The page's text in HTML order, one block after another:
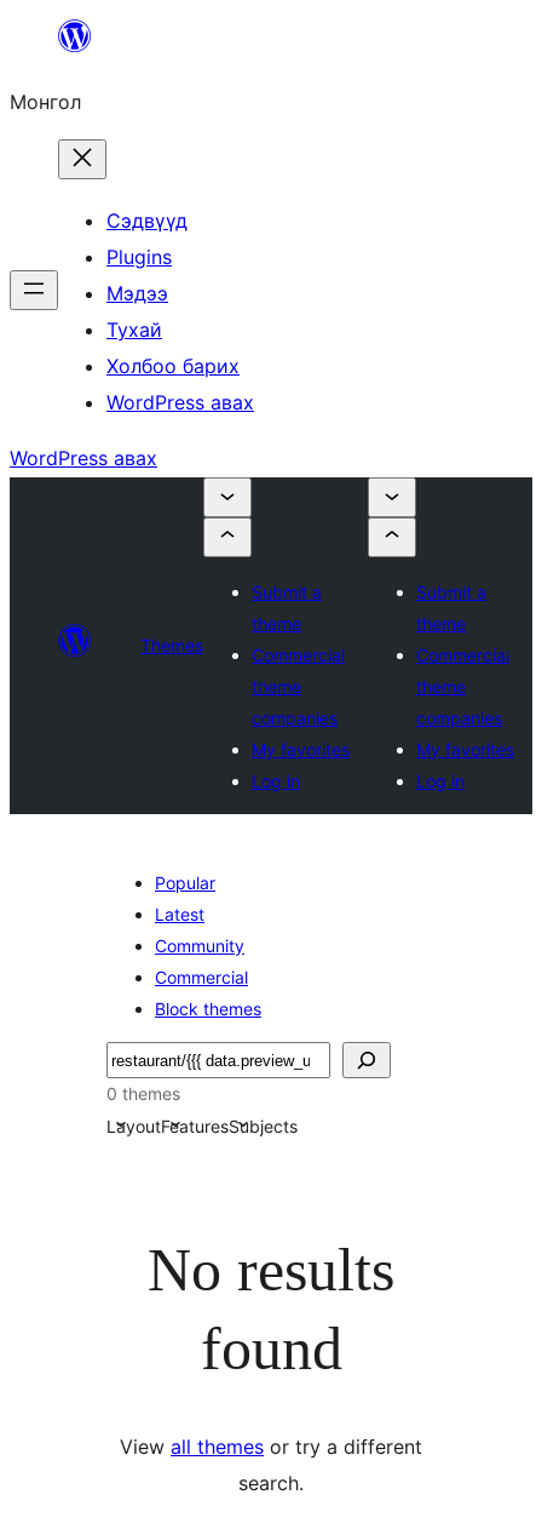
Агуулга
алгасах
Монгол
Сэдвүүд
Plugins
Мэдээ
Тухай
Холбоо барих
WordPress авах
WordPress авах
Themes
Submit a
theme
Commercial
theme
companies
My favorites
Log in
Submit a
theme
Commercial
theme
companies
My favorites
Log in
Popular
Latest
Community
Commercial
Block themes
Хайх
0 themes
LayoutFeaturesSubjects
No results
found
View all themes or try a different
search.